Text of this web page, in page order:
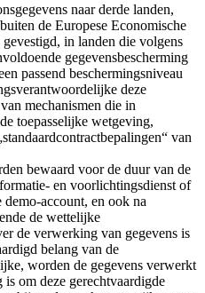
naar derde landen,
de Europese Economische
in landen die volgens
gegevensbescherming
passend beschermingsniveau
deze
mechanismen die in
toepasselijke wetgeving,
van
bewaard voor de duur van de
en voorlichtingsdienst of
account, en ook na
de wettelijke
de verwerking van gegevens is
belang van de
worden de gegevens verwerkt
om deze gerechtvaardigde